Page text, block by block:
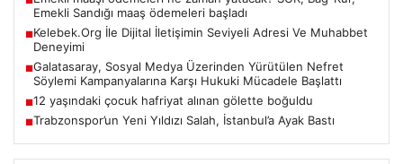
Emekli Sandığı maaş ödemeleri başladı
■Kelebek.Org İle Dijital İletişimin Seviyeli Adresi Ve Muhabbet
Deneyimi
■Galatasaray, Sosyal Medya Üzerinden Yürütülen Nefret
Söylemi Kampanyalarına Karşı Hukuki Mücadele Başlattı
■12 yaşındaki çocuk hafriyat alınan gölette boğuldu
■Trabzonspor’un Yeni Yıldızı Salah, İstanbul’a Ayak Bastı